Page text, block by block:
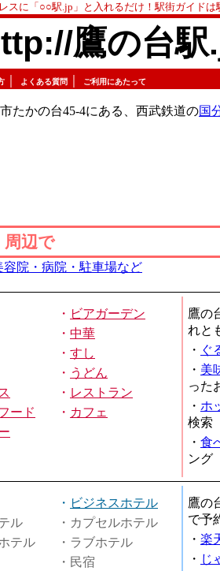
スに「○○駅.jp」と入れるだけ！駅街ガイド
鷹の台駅
よくある質問 ご利用にあたって
たかの台45-4にある、西武鉄道の国
周辺で
容院・病院・駐車場など
・ ビアガーデン
・ 中華
・ すし
・ うどん
・ レストラン
ード ・ カフェ
鷹の
れと
・ ぐ
・ 美
った
・ ホ
検索
・ 食
ング
・ ビジネスホテル
ル
・カプセルホテル
テル
・ラブホテル
・民宿
鷹の
で予
・ 楽
・ じ